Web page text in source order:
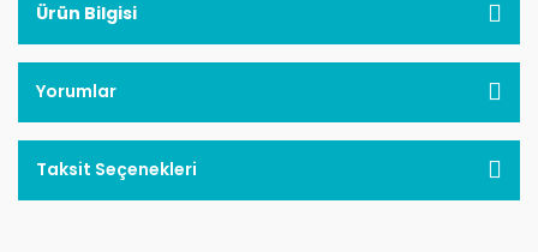
Ürün Bilgisi
Yorumlar
Taksit Seçenekleri